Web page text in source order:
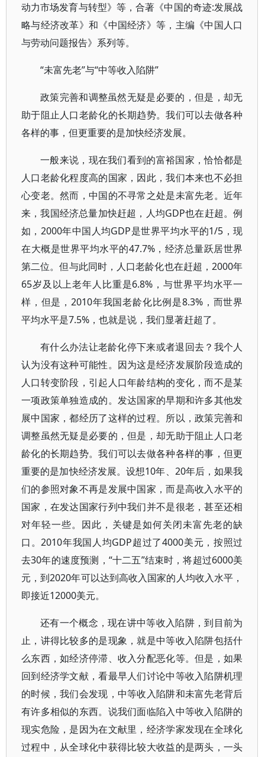
动力市场发育与转型》等，合著《中国的奇迹:发展战
略与经济改革》和《中国经济》等，主编《中国人口
与劳动问题报告》系列等。
“未富先老”与“中等收入陷阱”
政策完善和调整虽然无疑是必要的，但是，却无
助于阻止人口老龄化的长期趋势。我们可以去做各种
各样的事，但更重要的是加快经济发展。
一般来说，现在我们看到的富裕国家，恰恰都是
人口老龄化程度高的国家，因此，我们本来也不必担
心变老。然而，中国的不寻常之处是未富先老。近年
来，我国经济总量加快赶超，人均GDP也在赶超。例
如，2000年中国人均GDP是世界平均水平的1/5，现
在大概是世界平均水平的47.7%，经济总量跃居世界
第二位。但与此同时，人口老龄化也在赶超，2000年
65岁及以上老年人比重是6.8%，与世界平均水平一
样，但是，2010年我国老龄化比例是8.3%，而世界
平均水平是7.5%，也就是说，我们显著赶超了。
有什么办法让老龄化停下来或者退回去？我个人
认为没有这种可能性。因为这是经济发展阶段造成的
人口转变阶段，引起人口年龄结构的变化，而不是某
一项政策单独造成的。发达国家的早期和许多其他发
展中国家，都经历了这样的过程。所以，政策完善和
调整虽然无疑是必要的，但是，却无助于阻止人口老
龄化的长期趋势。我们可以去做各种各样的事，但更
重要的是加快经济发展。设想10年、20年后，如果我
们的参照对象不再是发展中国家，而是高收入水平的
国家，在发达国家行列中我们并不是很老，甚至还相
对年轻一些。因此，关键是如何关闭未富先老的缺
口。2010年我国人均GDP超过了4000美元，按照过
去30年的速度预测，“十二五”结束时，将超过6000美
元，到2020年可以达到高收入国家的人均收入水平，
即接近12000美元。
还有一个概念，现在讲中等收入陷阱，到目前为
止，讲得比较多的是现象，就是中等收入陷阱包括什
么东西，如经济停滞、收入分配恶化等。但是，如果
回到经济学文献，看最早人们讨论中等收入陷阱机理
的时候，我们会发现，中等收入陷阱和未富先老背后
有许多相似的东西。说我们面临陷入中等收入陷阱的
现实危险，是因为在文献里，经济学家发现在全球化
过程中，从全球化中获得比较大收益的是两头，一头